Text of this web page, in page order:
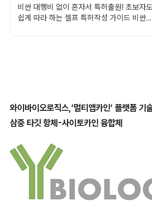
담 줄인 특허출원
비싼 대행비 없이 혼자서 특허출원! 초보자도
쉽게 따라 하는 셀프 특허작성 가이드 비싼
와이바이오로직스,‘멀티앱카인’ 플랫폼 기
삼중 타깃 항체-사이토카인 융합체